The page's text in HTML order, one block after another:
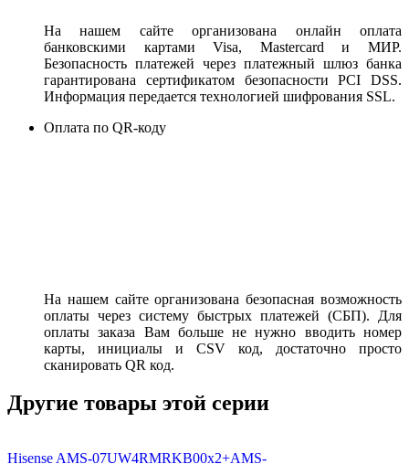
На нашем сайте организована онлайн оплата
банковскими картами Visa, Mastercard и МИР.
Безопасность платежей через платежный шлюз банка
гарантирована сертификатом безопасности PCI DSS.
Информация передается технологией шифрования SSL.
Оплата по QR-коду
На нашем сайте организована безопасная возможность
оплаты через систему быстрых платежей (СБП). Для
оплаты заказа Вам больше не нужно вводить номер
карты, инициалы и CSV код, достаточно просто
сканировать QR код.
Другие товары этой серии
Hisense AMS-07UW4RMRKB00х2+AMS-